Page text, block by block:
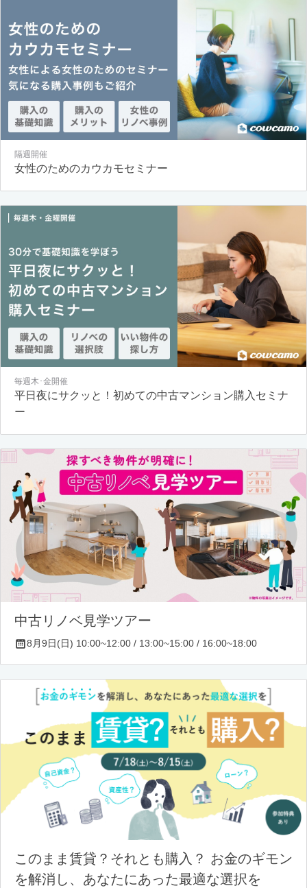
隔週開催
女性のためのカウカモセミナー
毎週木･金開催
平日夜にサクッと！初めての中古マンション購入セミナ
ー
中古リノベ見学ツアー
8月9日(日) 10:00~12:00 / 13:00~15:00 / 16:00~18:00
このまま賃貸？それとも購入？ お金のギモン
を解消し、あなたにあった最適な選択を